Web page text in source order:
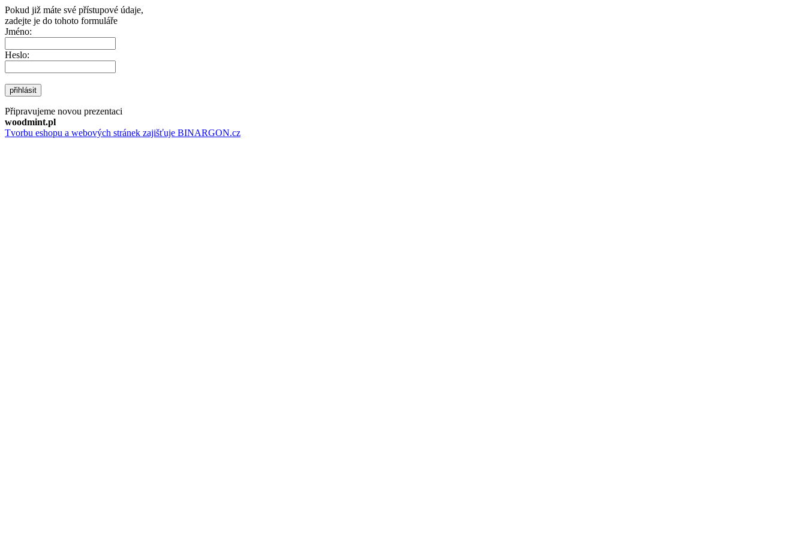
Pokud již máte své přístupové údaje,
zadejte je do tohoto formuláře
Jméno:
Heslo:
přihlásit
Připravujeme novou prezentaci
woodmint.pl
Tvorbu eshopu a webových stránek zajišťuje BINARGON.cz